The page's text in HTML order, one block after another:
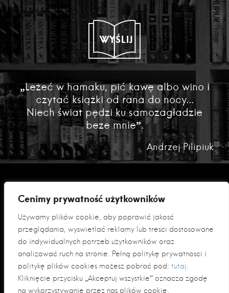
Cenimy prywatność użytkowników
Używamy plików cookie, aby poprawić jakość
przeglądania, wyświetlać reklamy lub treści dostosowane
do indywidualnych potrzeb użytkowników oraz
analizować ruch na stronie. Pełną politykę prywatności i
politykę plików cookies możesz pobrać pod: tutaj.
Kliknięcie przycisku „Akceptuj wszystkie” oznacza zgodę
na wykorzystywanie przez nas plików cookie.
WYŚLIJ
„Leżeć w hamaku, pić kawę albo wino i
czytać książki od rana do nocy...
Niech świat pędzi ku samozagładzie
beze mnie”.
Andrzej Pilipiuk
Polityka prywatności
Klauzula informacyjna RODO